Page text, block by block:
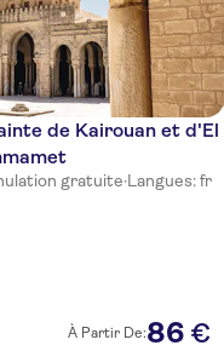
de Kairouan et d'El
gratuite·Langues: fr
À Partir De:86 €